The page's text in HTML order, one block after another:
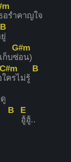
อรำคาญใจ
B
ยู่
ก็บซ่
G#m
อน)
C#m
ครไม่รู้
B
B E
ฮู้ฮู้..